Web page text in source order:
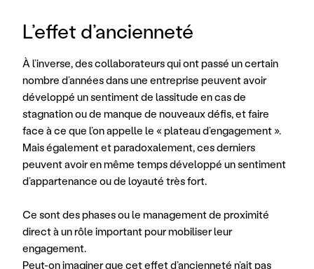
L’effet d’ancienneté
À l’inverse, des collaborateurs qui ont passé un certain
nombre d’années dans une entreprise peuvent avoir
développé un sentiment de lassitude en cas de
stagnation ou de manque de nouveaux défis, et faire
face à ce que l’on appelle le « plateau d’engagement ».
Mais également et paradoxalement, ces derniers
peuvent avoir en même temps développé un sentiment
d’appartenance ou de loyauté très fort.
Ce sont des phases ou le management de proximité
direct à un rôle important pour mobiliser leur
engagement.
Peut-on imaginer que cet effet d’ancienneté n’ait pas